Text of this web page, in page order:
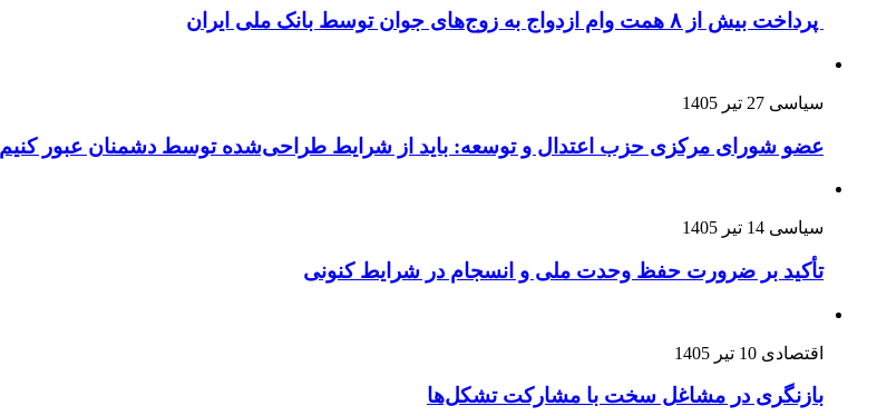
پرداخت بیش از ۸ همت وام ازدواج به زوج‌های جوان توسط بانک ملی ایران
سیاسی 27 تیر 1405
عضو شورای مرکزی حزب اعتدال و توسعه: باید از شرایط طراحی‌شده توسط دشمنان عبور کنیم
سیاسی 14 تیر 1405
تأکید بر ضرورت حفظ وحدت ملی و انسجام در شرایط کنونی
اقتصادی 10 تیر 1405
بازنگری در مشاغل سخت با مشارکت تشکل‌ها